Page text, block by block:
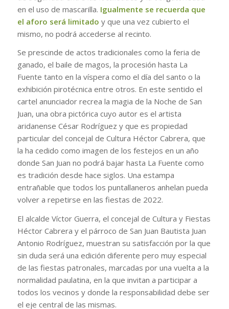
en el uso de mascarilla. Igualmente se recuerda que
el aforo será limitado y que una vez cubierto el
mismo, no podrá accederse al recinto.
Se prescinde de actos tradicionales como la feria de
ganado, el baile de magos, la procesión hasta La
Fuente tanto en la víspera como el día del santo o la
exhibición pirotécnica entre otros. En este sentido el
cartel anunciador recrea la magia de la Noche de San
Juan, una obra pictórica cuyo autor es el artista
aridanense César Rodríguez y que es propiedad
particular del concejal de Cultura Héctor Cabrera, que
la ha cedido como imagen de los festejos en un año
donde San Juan no podrá bajar hasta La Fuente como
es tradición desde hace siglos. Una estampa
entrañable que todos los puntallaneros anhelan pueda
volver a repetirse en las fiestas de 2022.
El alcalde Víctor Guerra, el concejal de Cultura y Fiestas
Héctor Cabrera y el párroco de San Juan Bautista Juan
Antonio Rodríguez, muestran su satisfacción por la que
sin duda será una edición diferente pero muy especial
de las fiestas patronales, marcadas por una vuelta a la
normalidad paulatina, en la que invitan a participar a
todos los vecinos y donde la responsabilidad debe ser
el eje central de las mismas.